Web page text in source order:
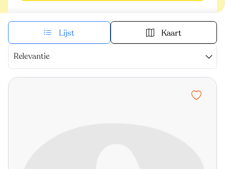
Lijst Kaart
Relevantie